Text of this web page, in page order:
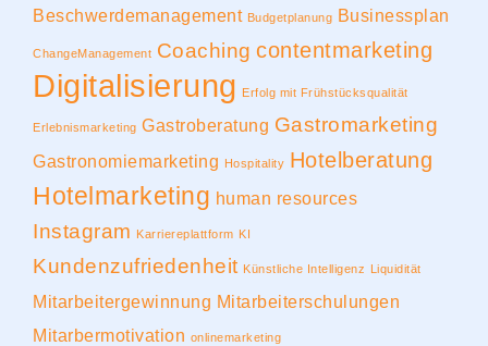
Beschwerdemanagement Budgetplanung Businessplan
ChangeManagement Coaching contentmarketing
Digitalisierung Erfolg mit Frühstücksqualität
Erlebnismarketing Gastroberatung Gastromarketing
Gastronomiemarketing Hospitality Hotelberatung
Hotelmarketing human resources
Instagram Karriereplattform KI
Kundenzufriedenheit Künstliche Intelligenz Liquidität
Mitarbeitergewinnung Mitarbeiterschulungen
Mitarbermotivation onlinemarketing